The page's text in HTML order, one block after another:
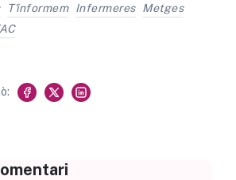
T'informem Infermeres Metges